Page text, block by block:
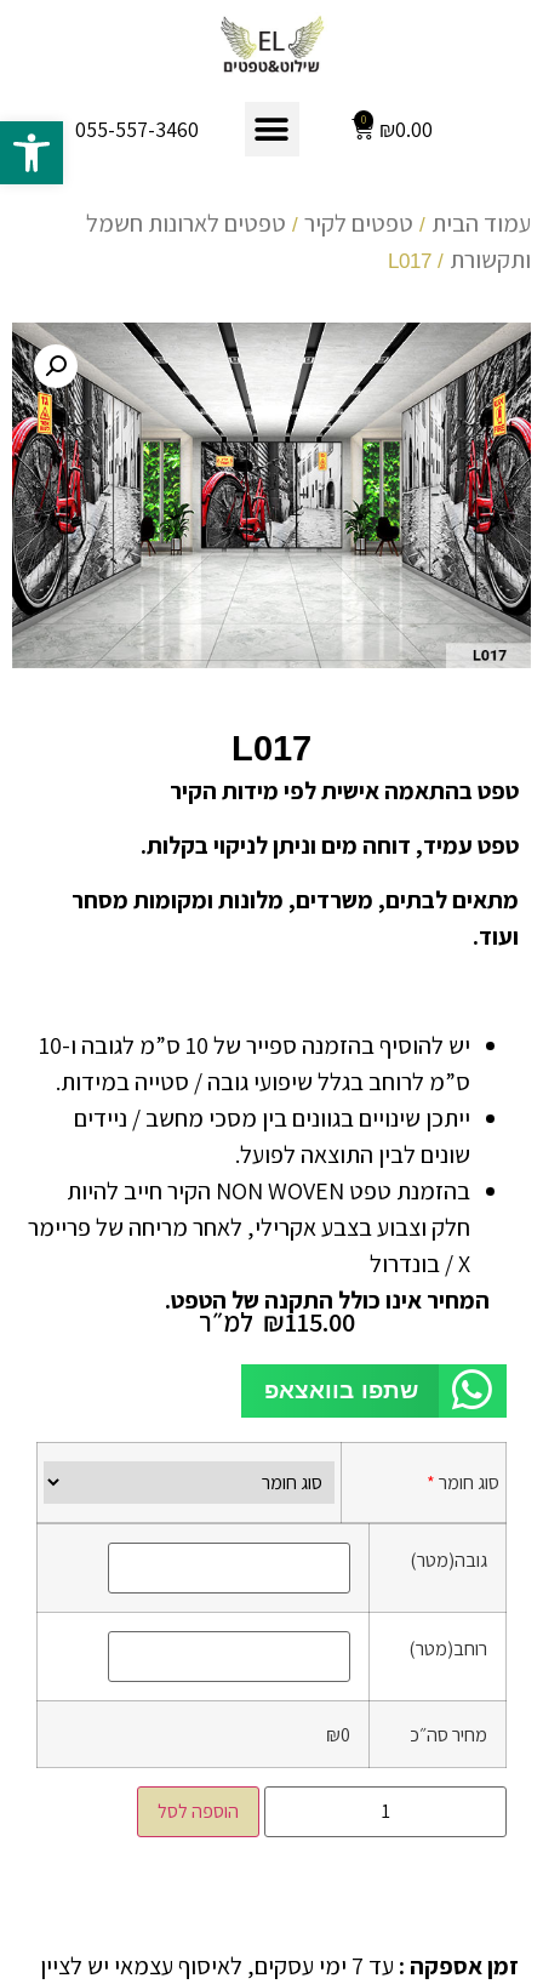
₪0.00
0
055-557-3460
עמוד הבית / טפטים לקיר / טפטים לארונות חשמל
ותקשורת / L017
L017
טפט בהתאמה אישית לפי מידות הקיר
טפט עמיד, דוחה מים וניתן לניקוי בקלות.
מתאים לבתים, משרדים, מלונות ומקומות מסחר
ועוד.
יש להוסיף בהזמנה ספייר של 10 ס”מ לגובה ו-10
ס”מ לרוחב בגלל שיפועי גובה / סטייה במידות.
ייתכן שינויים בגוונים בין מסכי מחשב / ניידים
שונים לבין התוצאה לפועל.
בהזמנת טפט NON WOVEN הקיר חייב להיות
חלק וצבוע בצבע אקרילי, לאחר מריחה של פריימר
X / בונדרול
המחיר אינו כולל התקנה של הטפט.
₪115.00 למ״ר
שתפו בוואצאפ
סוג חומר*
גובה(מטר)
רוחב(מטר)
מחיר סה״כ ₪0
הוספה לסל
זמן אספקה :
עד 7 ימי עסקים, לאיסוף עצמאי יש לציין